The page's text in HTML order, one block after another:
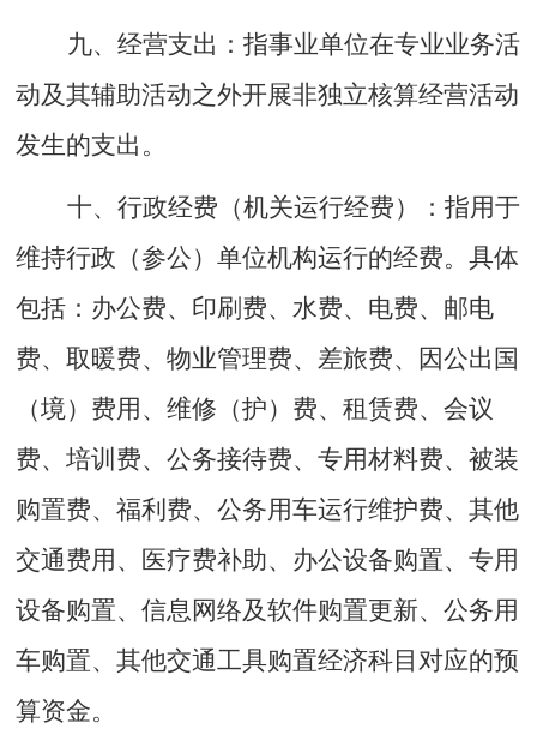
九、经营支出：指事业单位在专业业务活
动及其辅助活动之外开展非独立核算经营活动
发生的支出。
十、行政经费 （机关运行经费）：指用于
维持行政（参公）单位机构运行的经费。具体
包括：办公费、印刷费、水费、电费、邮电
费、取暖费、物业管理费、差旅费、因公出国
（境）费用、维修（护）费、租赁费、会议
费、培训费、公务接待费、专用材料费、被装
购置费、福利费、公务用车运行维护费、其他
交通费用、医疗费补助、办公设备购置、专用
设备购置、信息网络及软件购置更新、公务用
车购置、其他交通工具购置经济科目对应的预
算资金。